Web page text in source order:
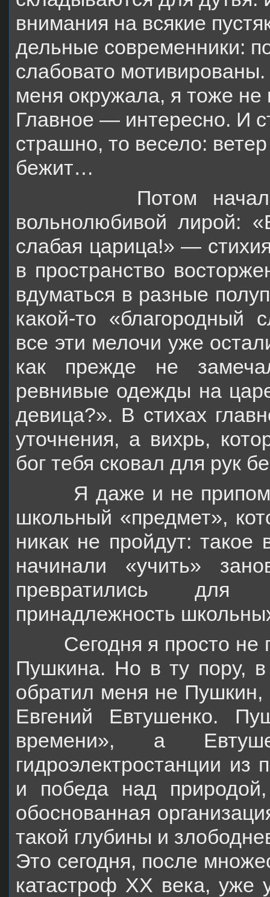
внимания на всякие
дельные современники:
слабовато
меня окружала, я тоже не
Главное — интересно. И
страшно, то весело:
бежит…
Потом началось
вольнолюбивой лирой:
слабая царица!» —
в простран­ство
вдуматься в разные
какой-то «благородный
все эти мелочи уже
как прежде не
ревнивые одежды на
девица?». В стихах
уточнения, а вихрь,
бог тебя сковал для рук
Я даже и не
школьный «предмет»,
никак не пройдут: такое
начинали «учить»
превратились
принадлежность
Сегодня я просто не
Пушкина. Но в ту пору,
обратил меня не
Евгений Евтушенко.
времени», а
гидроэлектростанции
и победа над
обоснованная
такой глубины и
Это сегодня, после
катастроф XX века, уже